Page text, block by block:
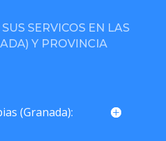
SERVICOS EN LAS
Y PROVINCIA
(Granada):